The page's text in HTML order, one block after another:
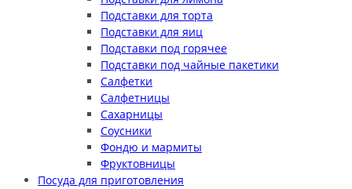
Подставки для торта
Подставки для яиц
Подставки под горячее
Подставки под чайные пакетики
Салфетки
Салфетницы
Сахарницы
Соусники
Фондю и мармиты
Фруктовницы
Посуда для приготовления